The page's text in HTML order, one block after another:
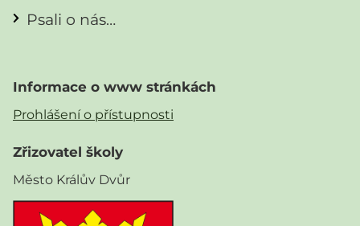
Psali o nás…
Informace o www stránkách
Prohlášení o přístupnosti
Zřizovatel školy
Město Králův Dvůr